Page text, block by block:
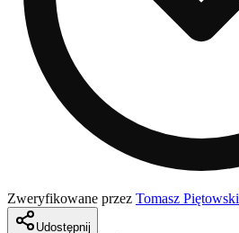
Zweryfikowane przez Tomasz Piętowski
Udostępnij